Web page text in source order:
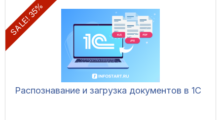
SALE! 35%
Распознавание и загрузка документов в 1С